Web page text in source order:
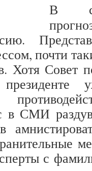
В
почти
Хотя Совет
в СМИ
с